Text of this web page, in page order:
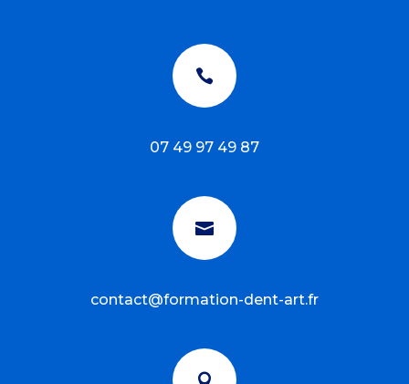

07 49 97 49 87

contact@formation-dent-art.fr
